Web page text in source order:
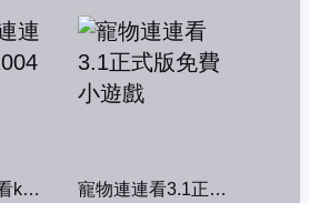
神奇寶貝連連看kawai版2004 寵物連連看3.1正式版